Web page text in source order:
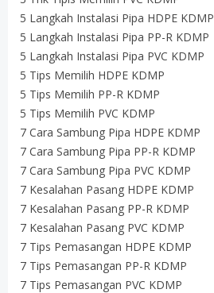
5 Langkah Instalasi Pipa HDPE KDMP
5 Langkah Instalasi Pipa PP-R KDMP
5 Langkah Instalasi Pipa PVC KDMP
5 Tips Memilih HDPE KDMP
5 Tips Memilih PP-R KDMP
5 Tips Memilih PVC KDMP
7 Cara Sambung Pipa HDPE KDMP
7 Cara Sambung Pipa PP-R KDMP
7 Cara Sambung Pipa PVC KDMP
7 Kesalahan Pasang HDPE KDMP
7 Kesalahan Pasang PP-R KDMP
7 Kesalahan Pasang PVC KDMP
7 Tips Pemasangan HDPE KDMP
7 Tips Pemasangan PP-R KDMP
7 Tips Pemasangan PVC KDMP